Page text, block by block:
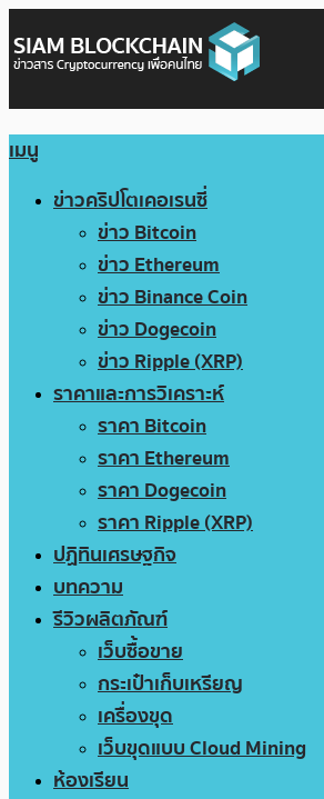
เมนู
ข่าวคริปโตเคอเรนซี่
ข่าว Bitcoin
ข่าว Ethereum
ข่าว Binance Coin
ข่าว Dogecoin
ข่าว Ripple (XRP)
ราคาและการวิเคราะห์
ราคา Bitcoin
ราคา Ethereum
ราคา Dogecoin
ราคา Ripple (XRP)
ปฏิทินเศรษฐกิจ
บทความ
รีวิวผลิตภัณฑ์
เว็บซื้อขาย
กระเป๋าเก็บเหรียญ
เครื่องขุด
เว็บขุดแบบ Cloud Mining
ห้องเรียน